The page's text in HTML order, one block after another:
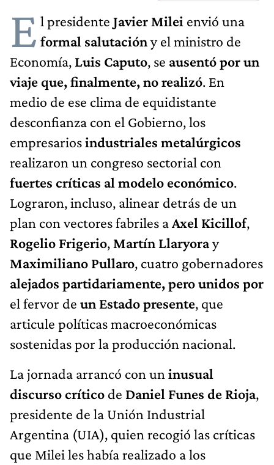
E l presidente Javier Milei envió una
formal salutacióny el ministro de
Economía, Luis Caputo, se ausentó por un
viaje que, finalmente, no realizó. En
medio de ese clima de equidistante
desconfianza con el Gobierno, los
empresariosindustriales metalúrgicos
realizaron un congreso sectorial con
fuertes críticas al modelo económico.
Lograron, incluso, alinear detrás de un
plan con vectores fabriles aAxel Kicillof,
Rogelio Frigerio, Martín Llaryoray
Maximiliano Pullaro, cuatro gobernadores
alejados partidariamente, pero unidos por
el fervor de un Estado presente, que
articule políticas macroeconómicas
sostenidas por la producción nacional.
La jornada arrancó con un inusual
discurso crítico de Daniel Funes de Rioja,
presidente de la Unión Industrial
Argentina (UIA), quien recogió las críticas
que Milei les había realizado a los